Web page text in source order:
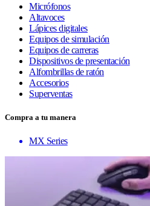
Micrófonos
Altavoces
Lápices digitales
Equipos de simulación
Equipos de carreras
Dispositivos de presentación
Alfombrillas de ratón
Accesorios
Superventas
Compra a tu manera
MX Series